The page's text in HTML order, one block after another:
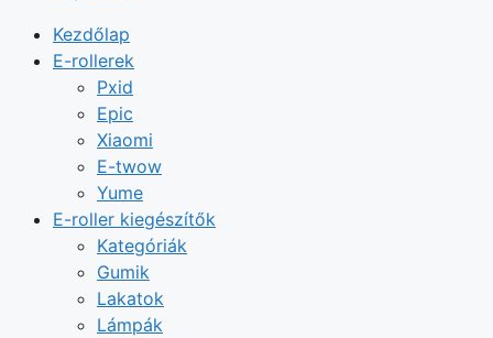
Kezdőlap
E-rollerek
Pxid
Epic
Xiaomi
E-twow
Yume
E-roller kiegészítők
Kategóriák
Gumik
Lakatok
Lámpák